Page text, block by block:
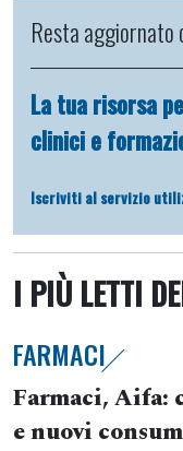
Resta aggiornato
La tua risorsa
clinici e
Iscriviti al servizio
I PIÙ LETTI
FARMACI
Farmaci, Aifa:
e nuovi